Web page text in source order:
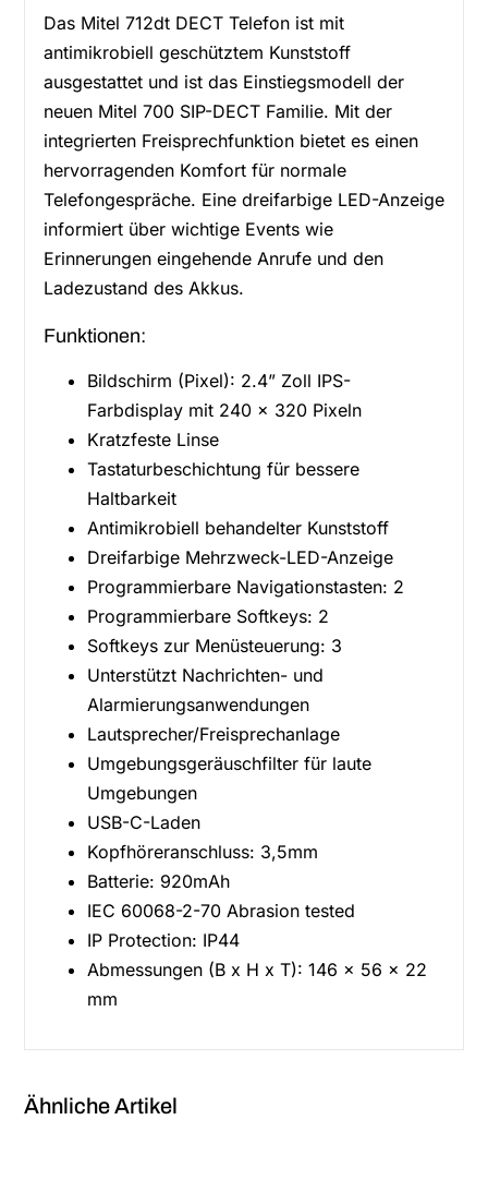
Das Mitel 712dt DECT Telefon ist mit
antimikrobiell geschütztem Kunststoff
ausgestattet und ist das Einstiegsmodell der
neuen Mitel 700 SIP-DECT Familie. Mit der
integrierten Freisprechfunktion bietet es einen
hervorragenden Komfort für normale
Telefongespräche. Eine dreifarbige LED-Anzeige
informiert über wichtige Events wie
Erinnerungen eingehende Anrufe und den
Ladezustand des Akkus.
Funktionen:
Bildschirm (Pixel): 2.4” Zoll IPS-
Farbdisplay mit 240 × 320 Pixeln
Kratzfeste Linse
Tastaturbeschichtung für bessere
Haltbarkeit
Antimikrobiell behandelter Kunststoff
Dreifarbige Mehrzweck-LED-Anzeige
Programmierbare Navigationstasten: 2
Programmierbare Softkeys: 2
Softkeys zur Menüsteuerung: 3
Unterstützt Nachrichten- und
Alarmierungsanwendungen
Lautsprecher/Freisprechanlage
Umgebungsgeräuschfilter für laute
Umgebungen
USB-C-Laden
Kopfhöreranschluss: 3,5mm
Batterie: 920mAh
IEC 60068-2-70 Abrasion tested
IP Protection: IP44
Abmessungen (B x H x T): 146 x 56 x 22
mm
Ähnliche Artikel